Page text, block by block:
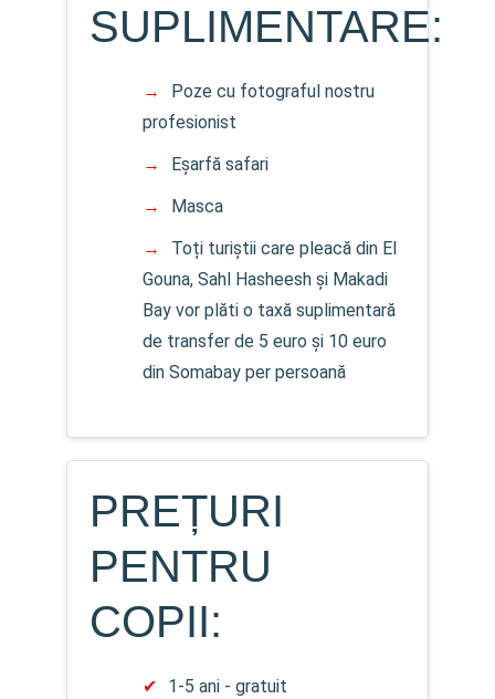
SUPLIMENTARE:
Poze cu fotograful nostru
profesionist
Eșarfă safari
Masca
Toți turiștii care pleacă din El
Gouna, Sahl Hasheesh și Makadi
Bay vor plăti o taxă suplimentară
de transfer de 5 euro și 10 euro
din Somabay per persoană
PREȚURI
PENTRU
COPII:
1-5 ani - gratuit